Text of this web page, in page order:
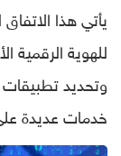
يأتي هذا
للهوية
وتحديد تطبيقات
خدمات عديدة